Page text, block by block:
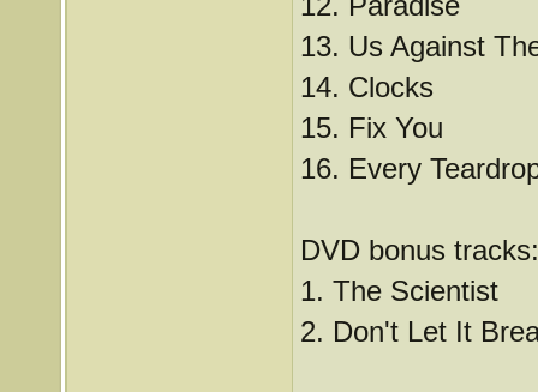
13. Us Against
14. Clocks
15. Fix You
16. Every
DVD bonus tracks:
1. The Scientist
2. Don't Let It